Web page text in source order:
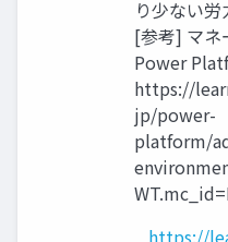
り少ない
[参考] マネ
Power
https://
jp/power-
platform/